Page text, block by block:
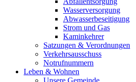
Wasserversorgung
Abwasserbeseitigung
Strom und Gas
Kaminkehrer
Satzungen & Verordnungen
Verkehrsausschuss
Notrufnummern
Leben & Wohnen
Unsere Gemeinde